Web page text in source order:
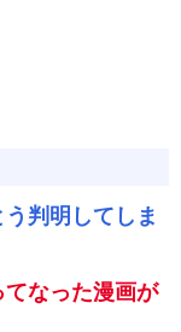
判明してしま
なった漫画が